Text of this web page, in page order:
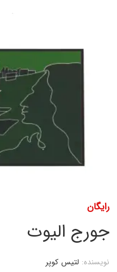
رایگان
جورج الیوت
نویسنده: لتیس کوپر